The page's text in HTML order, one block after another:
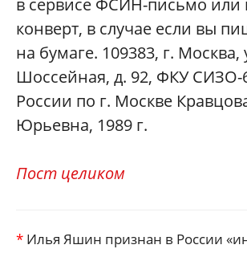
конверт, в случае если вы
на бумаге. 109383, г. Москва,
Шоссейная, д. 92, ФКУ
России по г. Москве
Юрьевна, 1989 г.
Пост целиком
* Илья Яшин признан в России